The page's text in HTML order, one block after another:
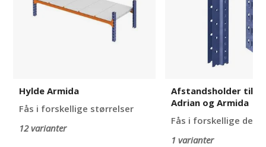
Hylde Armida
Fås i forskellige størrelser
12 varianter
Afstandsholder til
Adrian og Armida
Fås i forskellige
1 varianter